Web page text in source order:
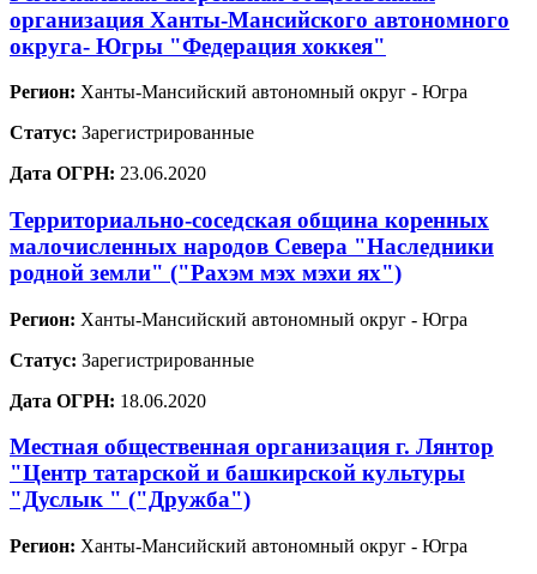
организация Ханты-Мансийского автономного
округа- Югры "Федерация хоккея"
Регион: Ханты-Мансийский автономный округ - Югра
Статус: Зарегистрированные
Дата ОГРН: 23.06.2020
Территориально-соседская община коренных
малочисленных народов Севера "Наследники
родной земли" ("Рахэм мэх мэхи ях")
Регион: Ханты-Мансийский автономный округ - Югра
Статус: Зарегистрированные
Дата ОГРН: 18.06.2020
Местная общественная организация г. Лянтор
"Центр татарской и башкирской культуры
"Дуслык " ("Дружба")
Регион: Ханты-Мансийский автономный округ - Югра